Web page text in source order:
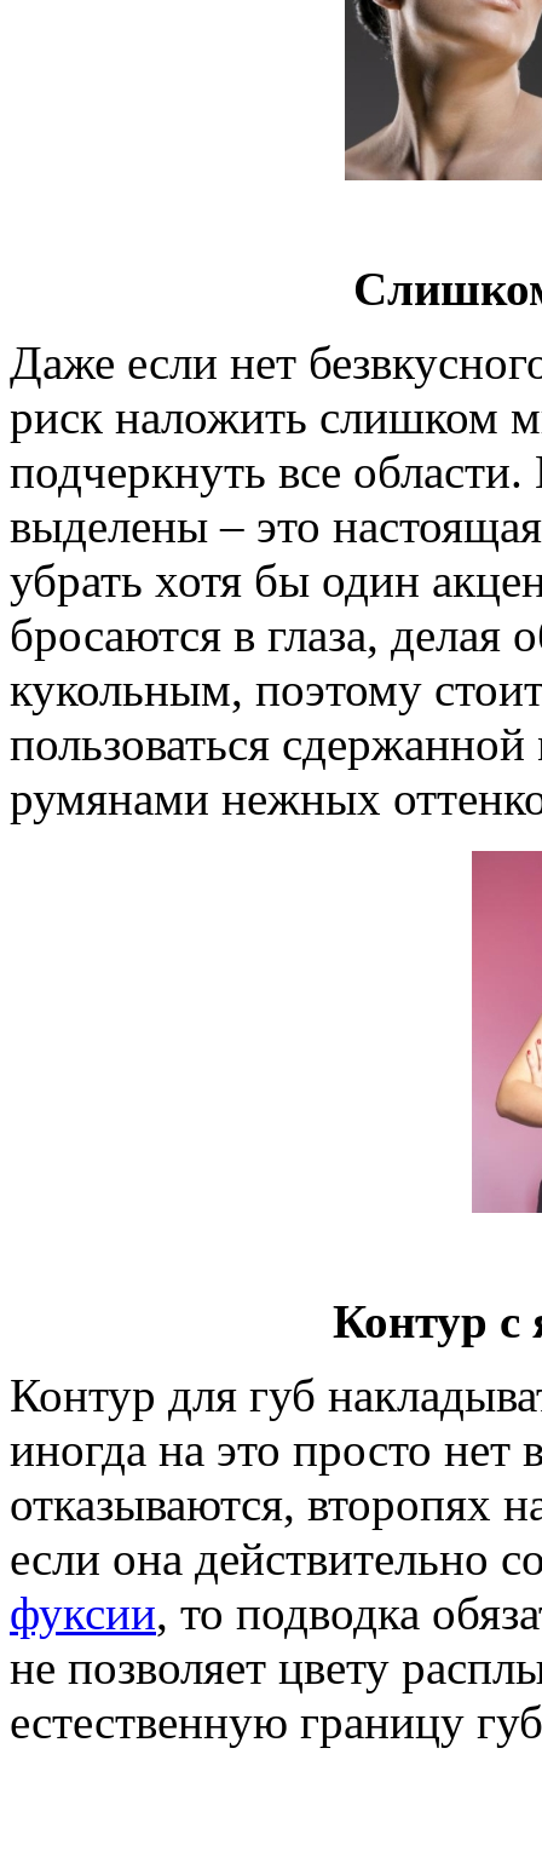
Даже если нет
риск наложить слишком
подчеркнуть все
выделены – это
убрать хотя бы один
бросаются в глаза, делая
кукольным, поэтому
пользоваться
румянами нежных
Контур с
Контур для губ
иногда на это просто
отказываются, второпях
если она действительно
фуксии, то подводка
не позволяет цвету
естественную границу